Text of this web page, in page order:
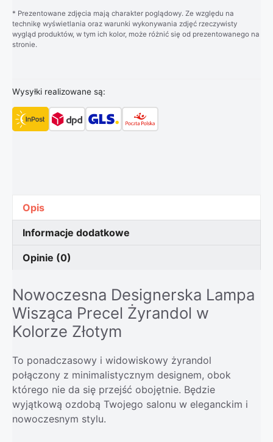
* Prezentowane zdjęcia mają charakter poglądowy. Ze względu na
technikę wyświetlania oraz warunki wykonywania zdjęć rzeczywisty
wygląd produktów, w tym ich kolor, może różnić się od prezentowanego na
stronie.
Wysyłki realizowane są:
Opis
Informacje dodatkowe
Opinie (0)
Nowoczesna Designerska Lampa
Wisząca Precel Żyrandol w
Kolorze Złotym
To ponadczasowy i widowiskowy żyrandol
połączony z minimalistycznym designem, obok
którego nie da się przejść obojętnie. Będzie
wyjątkową ozdobą Twojego salonu w eleganckim i
nowoczesnym stylu.